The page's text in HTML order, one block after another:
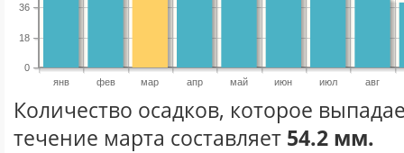
янв фев мар апр май июн июл авг
0
18
36
Количество осадков, которое
течение марта составляет 54.2 мм.